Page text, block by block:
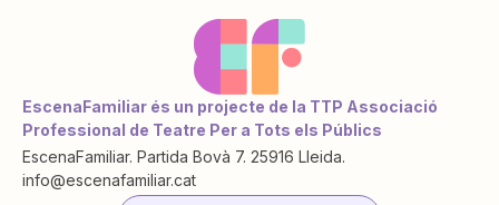
EscenaFamiliar és un projecte de la TTP Associació
Professional de Teatre Per a Tots els Públics
EscenaFamiliar. Partida Bovà 7. 25916 Lleida.
info@escenafamiliar.cat